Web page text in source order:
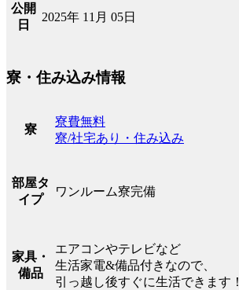
公開
日
2025年 11月 05日
寮・住み込み情報
寮
寮費無料
寮/社宅あり・住み込み
部屋タ
イプ
ワンルーム寮完備
家具・
備品
エアコンやテレビなど
生活家電&備品付きなので、
引っ越し後すぐに生活できます！